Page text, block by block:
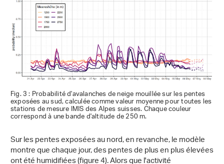
Fig. 3 : Probabilité d'avalanches de neige mouillée sur les pentes
exposées au sud, calculée comme valeur moyenne pour toutes les
stations de mesure IMIS des Alpes suisses. Chaque couleur
correspond à une bande d'altitude de 250 m.
Sur les pentes exposées au nord, en revanche, le modèle
montre que chaque jour, des pentes de plus en plus élevées